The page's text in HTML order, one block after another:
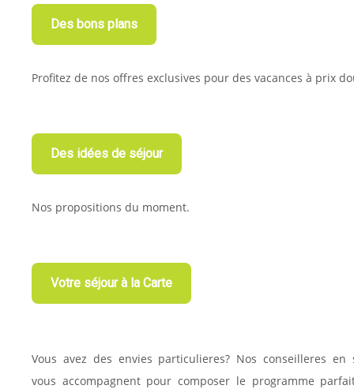
Des bons plans
Profitez de nos offres exclusives pour des vacances à prix
Des idées de séjour
Nos propositions du moment.
Votre séjour à la Carte
Vous avez des envies particulieres? Nos conseilleres en
vous accompagnent pour composer le programme